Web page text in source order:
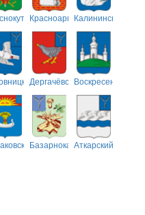
Красноармейский
Калининский
ДергачёвскийВоскресенский
Базарнокарабулакский
Аткарский